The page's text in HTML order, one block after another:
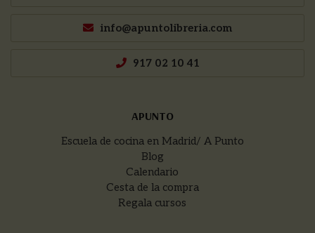
info@apuntolibreria.com
917 02 10 41
APUNTO
Escuela de cocina en Madrid/ A Punto
Blog
Calendario
Cesta de la compra
Regala cursos